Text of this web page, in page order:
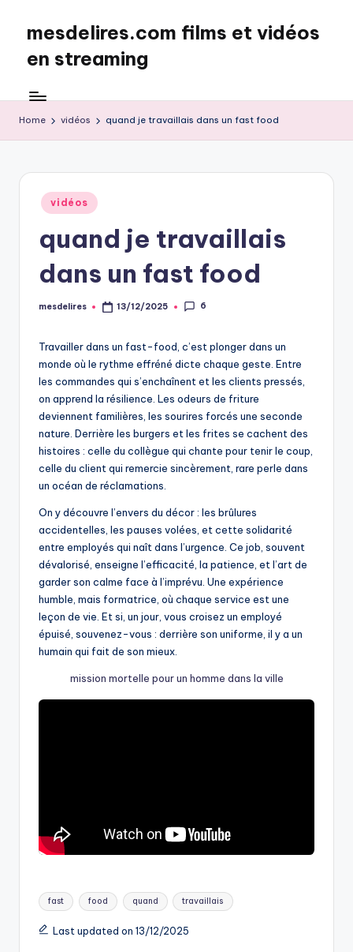
content
mesdelires.com films et vidéos
en streaming
:
film
et
complet
français
Home vidéos quand je travaillais dans un fast food
Posted
in
vidéos
quand je travaillais
dans un fast food
Posted
mesdelires 13/12/2025 6
Travailler dans un fast-food, c’est plonger dans un
monde où le rythme effréné dicte chaque geste. Entre
les commandes qui s’enchaînent et les clients pressés,
on apprend la résilience. Les odeurs de friture
deviennent familières, les sourires forcés une seconde
nature. Derrière les burgers et les frites se cachent des
histoires : celle du collègue qui chante pour tenir le coup,
celle du client qui remercie sincèrement, rare perle dans
un océan de réclamations.
On y découvre l’envers du décor : les brûlures
accidentelles, les pauses volées, et cette solidarité
entre employés qui naît dans l’urgence. Ce job, souvent
dévalorisé, enseigne l’efficacité, la patience, et l’art de
garder son calme face à l’imprévu. Une expérience
humble, mais formatrice, où chaque service est une
leçon de vie. Et si, un jour, vous croisez un employé
épuisé, souvenez-vous : derrière son uniforme, il y a un
humain qui fait de son mieux.
mission mortelle pour un homme dans la ville
Tags:
fast food quand travaillais
Last updated on 13/12/2025